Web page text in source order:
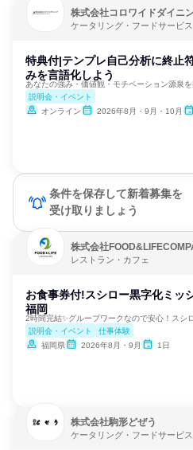
株式会社コロワイドダイニ
ケータリング・フードサービ
特典付|テンプレ自己分析に終止
みを言語化しよう
あなたの強み・価値観・モチベーション源泉を
説明会・イベント
オンライン
2026年8月・9月・10月
条件を保存して新着募集を
受け取りましょう
株式会社
レストラン・カフェ
お食事券付!スシロー黒字化ミッ
福岡
2時間完結✨グループワークなので安心！スシ
説明会・イベント
仕事体験
福岡県
2026年8月・9月 1日
株式会社駒形どぜう
ケータリング・フードサービ